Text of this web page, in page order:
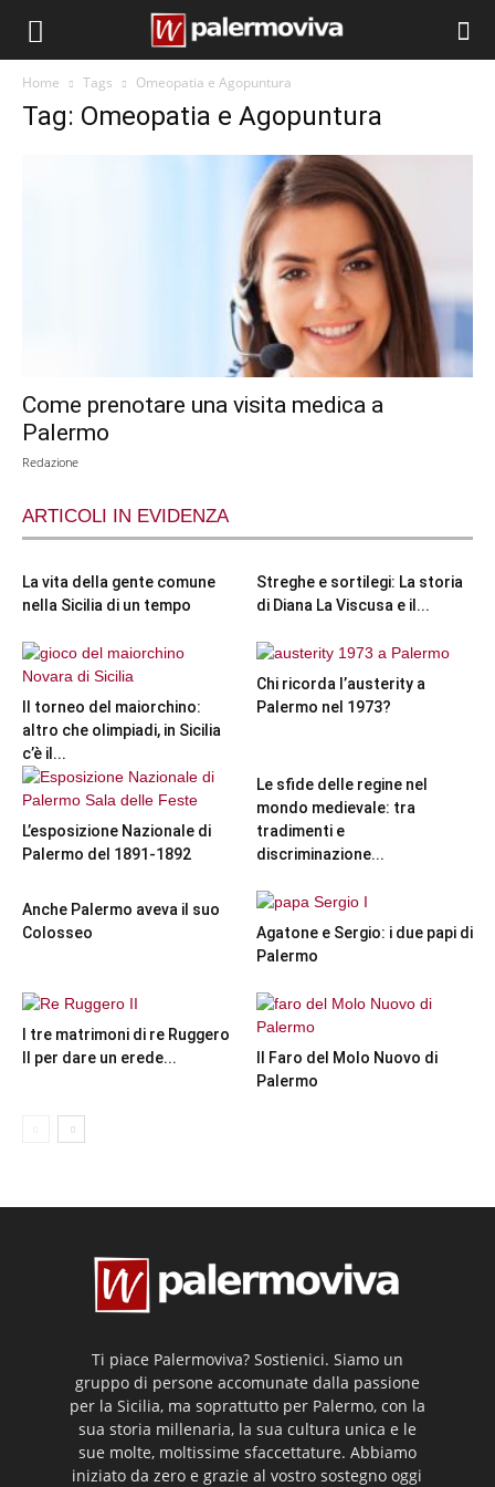
Home Tags Omeopatia e Agopuntura
Tag: Omeopatia e Agopuntura
Come prenotare una visita medica a
Palermo
Redazione
ARTICOLI IN EVIDENZA
La vita della gente comune
nella Sicilia di un tempo
Streghe e sortilegi: La storia
di Diana La Viscusa e il...
Il torneo del maiorchino:
altro che olimpiadi, in Sicilia
c’è il...
Chi ricorda l’austerity a
Palermo nel 1973?
L’esposizione Nazionale di
Palermo del 1891-1892
Le sfide delle regine nel
mondo medievale: tra
tradimenti e
discriminazione...
Anche Palermo aveva il suo
Colosseo
Agatone e Sergio: i due papi di
Palermo
I tre matrimoni di re Ruggero
II per dare un erede...
Il Faro del Molo Nuovo di
Palermo
Ti piace Palermoviva? Sostienici. Siamo un
gruppo di persone accomunate dalla passione
per la Sicilia, ma soprattutto per Palermo, con la
sua storia millenaria, la sua cultura unica e le
sue molte, moltissime sfaccettature. Abbiamo
iniziato da zero e grazie al vostro sostegno oggi